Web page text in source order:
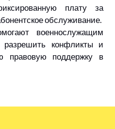
плату за
обслуживание.
военнослужащим
конфликты и
правовую поддержку в